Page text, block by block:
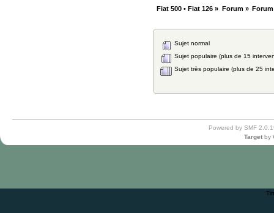
Fiat 500 • Fiat 126 » Forum»
Sujet normal
Sujet populaire (plus de 15
Sujet très populaire (plus de 25
Powered by SMF
Target by